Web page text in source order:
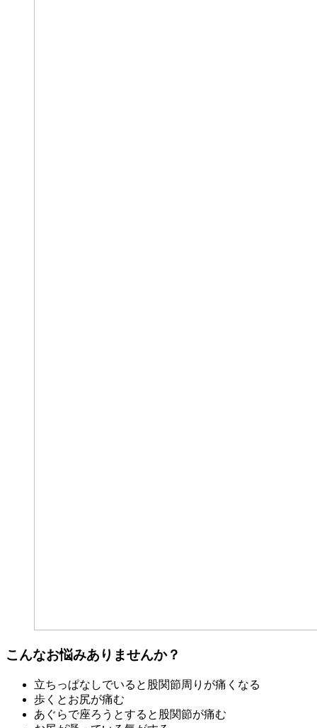
こんなお悩みありませんか？
立ちっぱなしでいると股関節周りが痛くなる
歩くとお尻が痛む
あぐらで座ろうとすると股関節が痛む